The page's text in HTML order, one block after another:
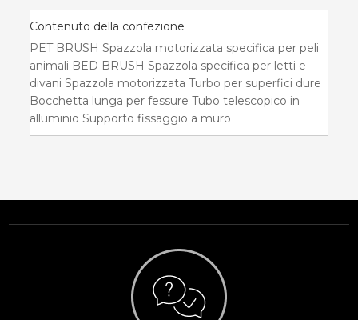
Contenuto della confezione
PET BRUSH Spazzola motorizzata specifica per peli
animali BED BRUSH Spazzola specifica per letti e
divani Spazzola motorizzata Turbo per superfici dure
Bocchetta lunga per fessure Tubo telescopico in
alluminio Supporto fissaggio a muro